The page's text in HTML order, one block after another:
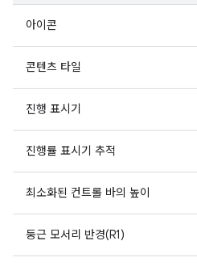
아이콘
콘텐츠 타일
진행 표시기
진행률 표시기 추적
최소화된 컨트롤 바의 높이
둥근 모서리 반경(R1)